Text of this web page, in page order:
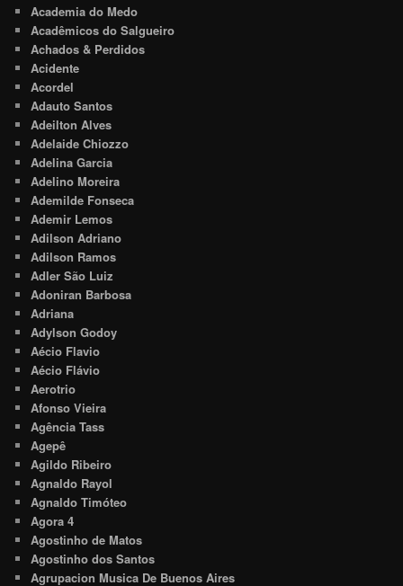
Academia do Medo
Acadêmicos do Salgueiro
Achados & Perdidos
Acidente
Acordel
Adauto Santos
Adeilton Alves
Adelaide Chiozzo
Adelina Garcia
Adelino Moreira
Ademilde Fonseca
Ademir Lemos
Adilson Adriano
Adilson Ramos
Adler São Luiz
Adoniran Barbosa
Adriana
Adylson Godoy
Aécio Flavio
Aécio Flávio
Aerotrio
Afonso Vieira
Agência Tass
Agepê
Agildo Ribeiro
Agnaldo Rayol
Agnaldo Timóteo
Agora 4
Agostinho de Matos
Agostinho dos Santos
Agrupacion Musica De Buenos Aires